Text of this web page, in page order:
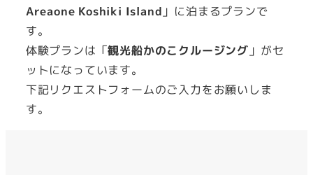
Areaone Koshiki Island 」に泊まるプランで
す。
体験プランは「観光船かのこクルージング 」がセ
ットになっています。
下記リクエストフォームのご入力をお願いしま
す。